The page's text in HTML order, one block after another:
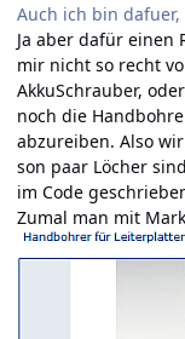
Auch ich bin
Ja aber dafür einen
mir nicht so recht
AkkuSchrauber,
noch die
abzureiben. Also
son paar Löcher
im Code
Zumal man mit